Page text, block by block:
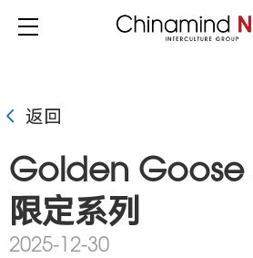
返回
Golden Goose
限定系列
2025-12-30